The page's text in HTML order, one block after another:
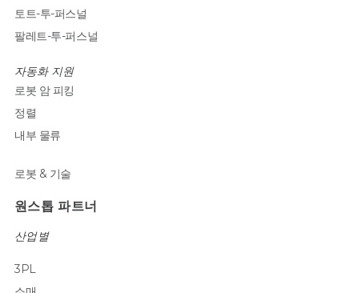
토트-투-퍼스널
팔레트-투-퍼스널
자동화 지원
로봇 암 피킹
정렬
내부 물류
로봇 & 기술
원스톱 파트너
산업별
3PL